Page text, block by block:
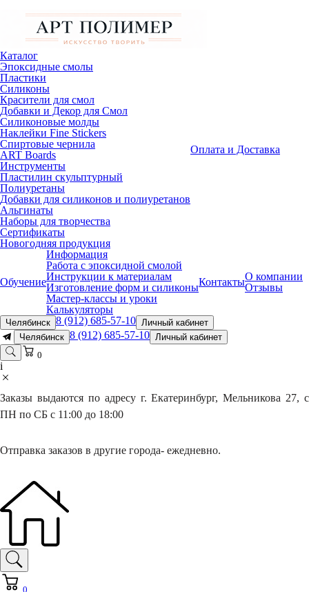
Каталог
Эпоксидные смолы
Пластики
Силиконы
Красители для смол
Добавки и Декор для Смол
Силиконовые молды
Наклейки Fine Stickers
Спиртовые чернила
ART Boards
Инструменты
Пластилин скульптурный
Полиуретаны
Добавки для силиконов и полиуретанов
Альгинаты
Наборы для творчества
Сертификаты
Новогодняя продукция
Оплата и Доставка
Обучение
Информация
Работа с эпоксидной смолой
Инструкции к материалам
Изготовление форм и силиконы
Мастер-классы и уроки
Калькуляторы
КонтактыО компании
Отзывы
Челябинск 8 (912) 685-57-10 Личный кабинет
Челябинск 8 (912) 685-57-10 Личный кабинет
0
i
Заказы выдаются по адресу г. Екатеринбург, Мельникова 27, с
ПН по СБ с 11:00 до 18:00
Отправка заказов в другие города- ежедневно.
0